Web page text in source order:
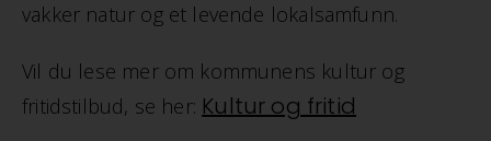
vakker natur og et levende lokalsamfunn.
Vil du lese mer om kommunens kultur og
fritidstilbud, se her: Kultur og fritid